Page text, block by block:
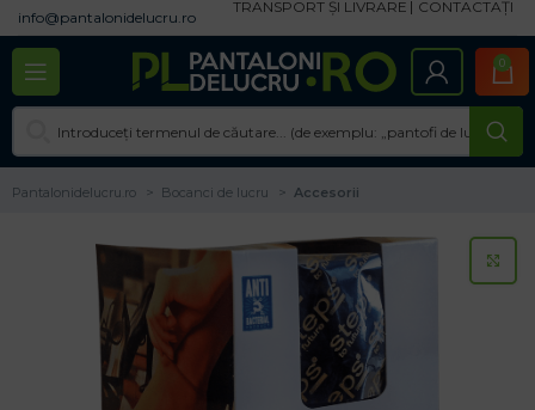
info@pantalonidelucru.ro
TRANSPORT ȘI LIVRARE CONTACTAȚI
0
Pantalonidelucru.ro Bocanci de lucru Accesorii